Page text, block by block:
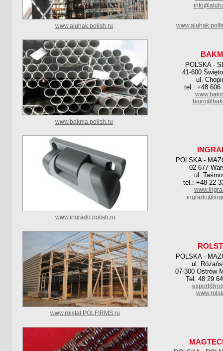
www.aluhak.polish.ru
POLSKA -
41-600
ul.
tel.: +48 606
www.bakma.polish.ru
POLSKA -
02-677
ul.
tel.: +48 22
www.ingrado.polish.ru
POLSKA -
ul.
07-300 Ostrów
Tel. 48 29
www.rolstal.POLFIRMS.ru